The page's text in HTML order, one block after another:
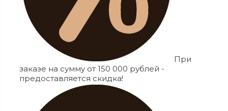
При
заказе на сумму от 150 000 рублей -
предоставляется скидка!